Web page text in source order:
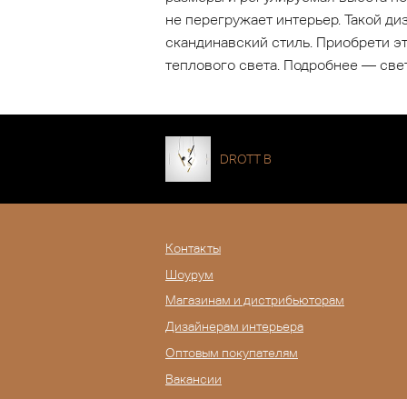
не перегружает интерьер. Такой
скандинавский стиль. Приобрети
теплового света. Подробнее —
DROTT B
Контакты
Шоурум
Магазинам и дистрибьюторам
Дизайнерам интерьера
Оптовым покупателям
Вакансии